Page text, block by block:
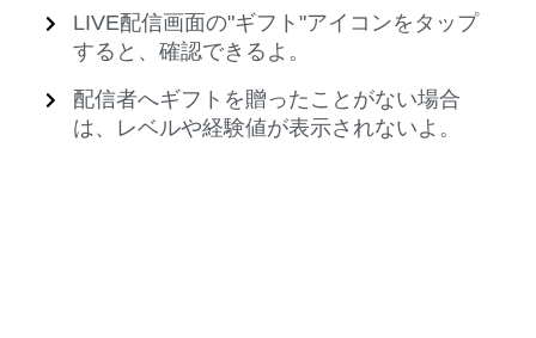
LIVE配信画面の"ギフト"アイコンをタップ
すると、確認できるよ。
配信者へギフトを贈ったことがない場合
は、レベルや経験値が表示されないよ。